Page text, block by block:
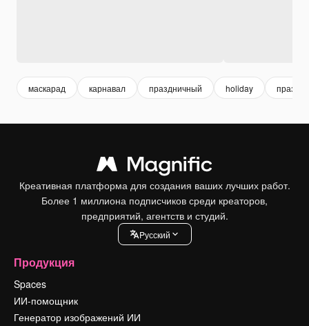
маскарад карнавал праздничный holiday
Креативная платформа для создания ваших лучших работ.
Более 1 миллиона подписчиков среди креаторов,
предприятий, агентств и студий.
Pусский
Продукция
Spaces
ИИ-помощник
Генератор изображений ИИ